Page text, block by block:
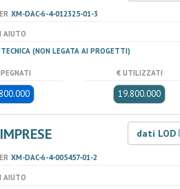
XM-DAC-6-4-012325-01-3
AIUTO
(NON LEGATA AI PROGETTI)
€ UTILIZZATI
19.800.000
dati LOD
XM-DAC-6-4-005457-01-2
AIUTO